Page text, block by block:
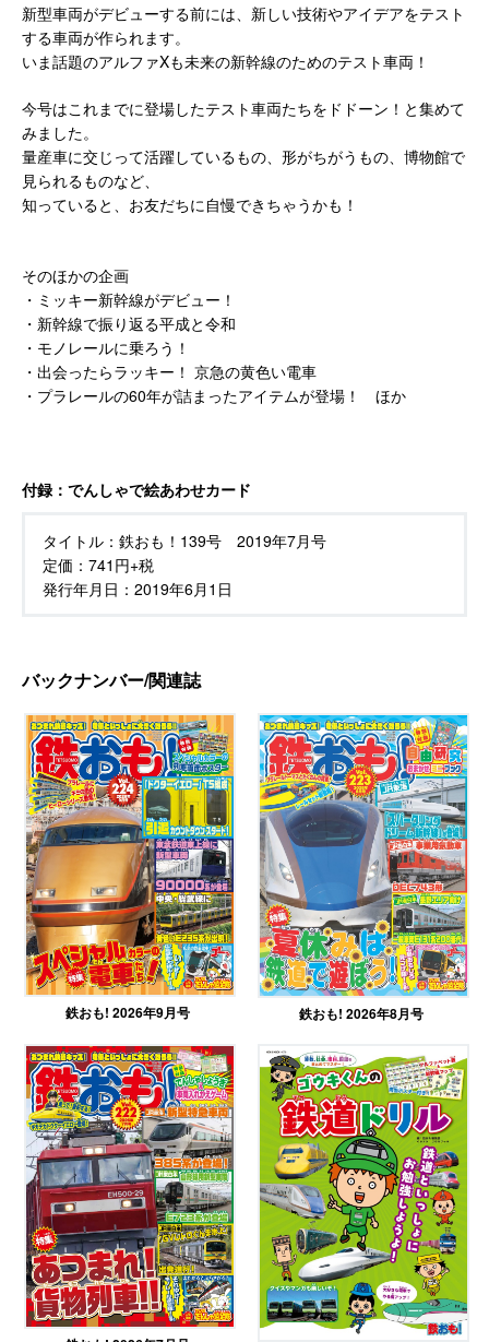
新型車両がデビューする前には、新しい技術やアイデアをテスト
する車両が作られます。
いま話題のアルファXも未来の新幹線のためのテスト車両！
今号はこれまでに登場したテスト車両たちをドドーン！と集めて
みました。
量産車に交じって活躍しているもの、形がちがうもの、博物館で
見られるものなど、
知っていると、お友だちに自慢できちゃうかも！
そのほかの企画
・ミッキー新幹線がデビュー！
・新幹線で振り返る平成と令和
・モノレールに乗ろう！
・出会ったらラッキー！ 京急の黄色い電車
・プラレールの60年が詰まったアイテムが登場！ ほか
付録：でんしゃで絵あわせカード
タイトル： 鉄おも！139号 2019年7月号
定価： 741円+税
発行年月日： 2019年6月1日
バックナンバー/関連誌
鉄おも! 2026年9月号 鉄おも! 2026年8月号